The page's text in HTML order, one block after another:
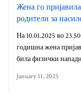
Жена го
родители за
На 10.01.2025 во
годишна жена
била физички
January 11, 2025